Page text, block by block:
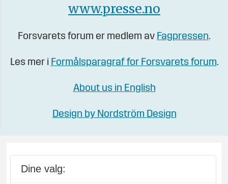
www.presse.no
Forsvarets forum er medlem av Fagpressen.
Les mer i Formålsparagraf for Forsvarets forum.
About us in English
Design by Nordström Design
Dine valg: